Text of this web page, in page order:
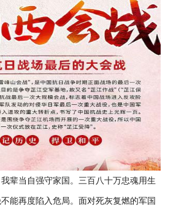
当自强守家国。三百八十万忠魂用生
能再度陷入危局。面对死灰复燃的军国